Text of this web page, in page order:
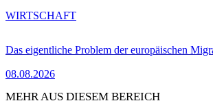
Das eigentliche Problem der europäischen
08.08.2026
WIRTSCHAFT
MEHR AUS DIESEM BEREICH